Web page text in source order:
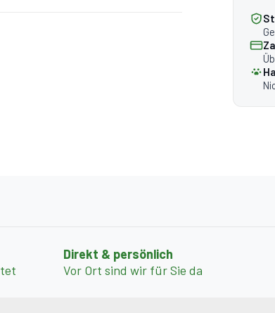
Direkt & persönlich
Vor Ort sind wir für Sie da